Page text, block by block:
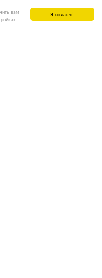
Я согласен!
вам